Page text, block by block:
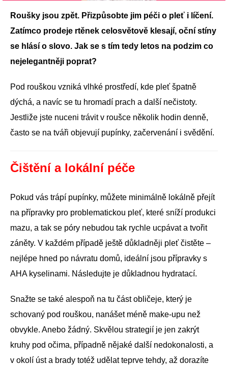
Roušky jsou zpět. Přizpůsobte jim péči o pleť i líčení.
Zatímco prodeje rtěnek celosvětově klesají, oční stíny
se hlásí o slovo. Jak se s tím tedy letos na podzim co
nejelegantněji poprat?
Pod rouškou vzniká vlhké prostředí, kde pleť špatně
dýchá, a navíc se tu hromadí prach a další nečistoty.
Jestliže jste nuceni trávit v roušce několik hodin denně,
často se na tváři objevují pupínky, začervenání i svědění.
Čištění a lokální péče
Pokud vás trápí pupínky, můžete minimálně lokálně přejít
na přípravky pro problematickou pleť, které sníží produkci
mazu, a tak se póry nebudou tak rychle ucpávat a tvořit
záněty. V každém případě ještě důkladněji pleť čistěte –
nejlépe hned po návratu domů, ideální jsou přípravky s
AHA kyselinami. Následujte je důkladnou hydratací.
Snažte se také alespoň na tu část obličeje, který je
schovaný pod rouškou, nanášet méně make-upu než
obvykle. Anebo žádný. Skvělou strategií je jen zakrýt
kruhy pod očima, případně nějaké další nedokonalosti, a
v okolí úst a brady totéž udělat teprve tehdy, až dorazíte